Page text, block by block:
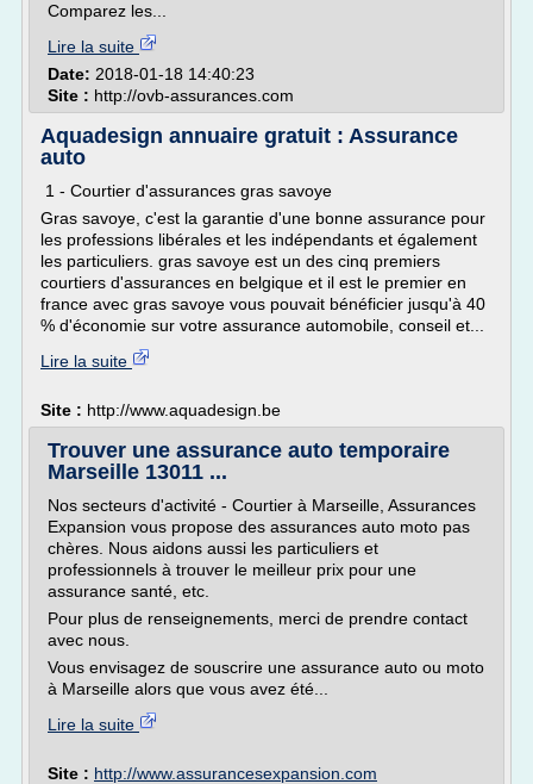
Comparez les...
Lire la suite
Date: 2018-01-18 14:40:23
Site : http://ovb-assurances.com
Aquadesign annuaire gratuit : Assurance
auto
1 - Courtier d'assurances gras savoye
Gras savoye, c'est la garantie d'une bonne assurance pour
les professions libérales et les indépendants et également
les particuliers. gras savoye est un des cinq premiers
courtiers d'assurances en belgique et il est le premier en
france avec gras savoye vous pouvait bénéficier jusqu'à 40
% d'économie sur votre assurance automobile, conseil et...
Lire la suite
Site : http://www.aquadesign.be
Trouver une assurance auto temporaire
Marseille 13011 ...
Nos secteurs d'activité - Courtier à Marseille, Assurances
Expansion vous propose des assurances auto moto pas
chères. Nous aidons aussi les particuliers et
professionnels à trouver le meilleur prix pour une
assurance santé, etc.
Pour plus de renseignements, merci de prendre contact
avec nous.
Vous envisagez de souscrire une assurance auto ou moto
à Marseille alors que vous avez été...
Lire la suite
Site : http://www.assurancesexpansion.com